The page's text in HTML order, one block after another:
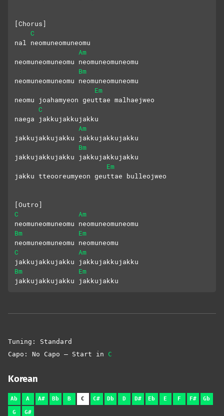
[Chorus]
C
nal neomuneomuneomu
Am
neomuneomuneomu neomuneomuneomu
Bm
neomuneomuneomu neomuneomuneomu
Em
neomu joahamyeon geuttae malhaejweo
C
naega jakkujakkujakku
Am
jakkujakkujakku jakkujakkujakku
Bm
jakkujakkujakku jakkujakkujakku
Em
jakku tteooreumyeon geuttae bulleojweo
[Outro]
C
Am
neomuneomuneomu neomuneomuneomu
Bm
Em
neomuneomuneomu neomuneomu
C
Am
jakkujakkujakku jakkujakkujakku
Bm
Em
jakkujakkujakku jakkujakku
Tuning: Standard
Capo: No Capo – Start in C
Korean
Ab A A# Bb B C C# Db D D# Eb E F F# Gb
G G#